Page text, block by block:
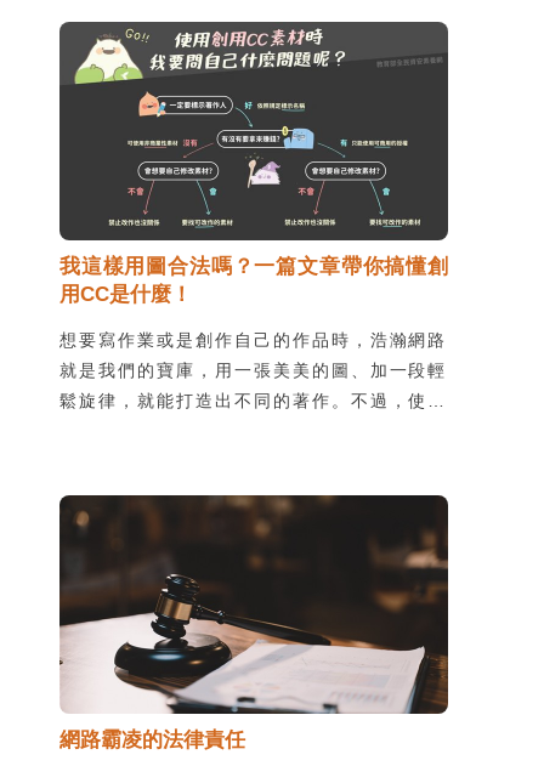
血，也會被老師或學校視為觸犯校規，除了處
罰之外，更會賠上自己的名聲。
我這樣用圖合法嗎？一篇文章帶你搞懂創
用CC是什麼！
想要寫作業或是創作自己的作品時，浩瀚網路
就是我們的寶庫，用一張美美的圖、加一段輕
鬆旋律，就能打造出不同的著作。不過，使用
不償失。別怕！只要搞懂了創用
CC(Creative Commons)的幾項原則，我們
就可以輕鬆使用各種素材啦！
網路霸凌的法律責任